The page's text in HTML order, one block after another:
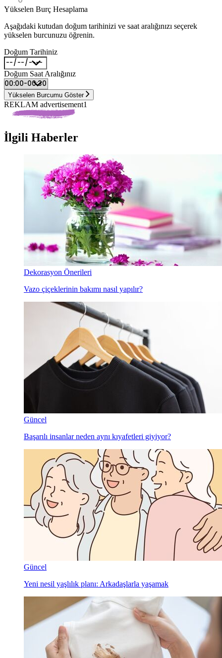
Yükselen Burç Hesaplama
Aşağıdaki kutudan doğum tarihinizi ve saat aralığınızı seçerek
yükselen burcunuzu öğrenin.
Doğum Tarihiniz
Doğum Saat Aralığınız
Yükselen Burcumu Göster
REKLAM advertisement1
İlgili Haberler
Dekorasyon Önerileri
Vazo çiçeklerinin bakımı nasıl yapılır?
Güncel
Başarılı insanlar neden aynı kıyafetleri giyiyor?
Güncel
Yeni nesil yaşlılık planı: Arkadaşlarla yaşamak